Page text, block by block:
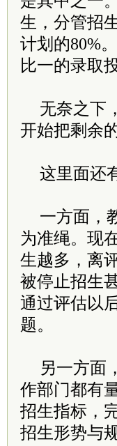
生，分管招
计划的80%
比一的录取
无奈之下
开始把剩余
这里面还
一方面，
为准绳。现
生越多，离
被停止招生
通过评估以
题。
另一方面
作部门都有
招生指标，
招生形势与